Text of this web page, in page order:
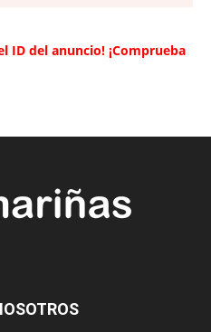
ID del anuncio! ¡Comprueba